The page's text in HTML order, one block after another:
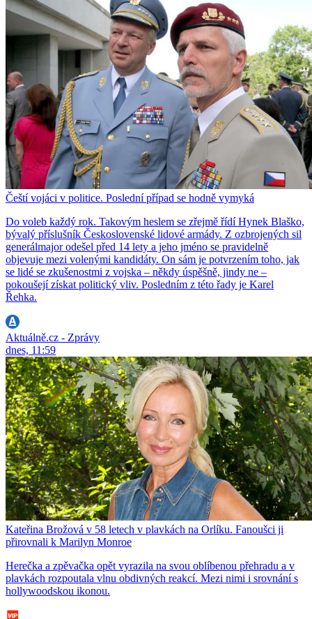
Čeští vojáci v politice. Poslední případ se hodně vymyká
Do voleb každý rok. Takovým heslem se zřejmě řídí Hynek Blaško,
bývalý příslušník Československé lidové armády. Z ozbrojených sil
generálmajor odešel před 14 lety a jeho jméno se pravidelně
objevuje mezi volenými kandidáty. On sám je potvrzením toho, jak
se lidé se zkušenostmi z vojska – někdy úspěšně, jindy ne –
pokoušejí získat politický vliv. Posledním z této řady je Karel
Řehka.
Aktuálně.cz - Zprávy
dnes, 11:59
Kateřina Brožová v 58 letech v plavkách na Orlíku. Fanoušci ji
přirovnali k Marilyn Monroe
Herečka a zpěvačka opět vyrazila na svou oblíbenou přehradu a v
plavkách rozpoutala vlnu obdivných reakcí. Mezi nimi i srovnání s
hollywoodskou ikonou.